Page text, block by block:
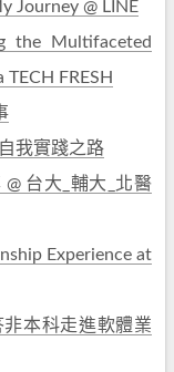
Journey @ LINE
the Multifaceted
FRESH
我實踐之路
台大_輔大_北醫
Experience at
本科走進軟體業